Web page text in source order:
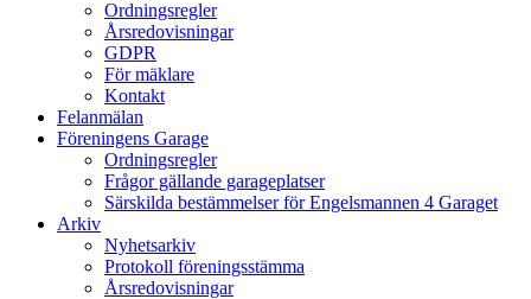
Ordningsregler
Årsredovisningar
GDPR
För mäklare
Kontakt
Felanmälan
Föreningens Garage
Ordningsregler
Frågor gällande garageplatser
Särskilda bestämmelser för Engelsmannen 4 Garaget
Arkiv
Nyhetsarkiv
Protokoll föreningsstämma
Årsredovisningar